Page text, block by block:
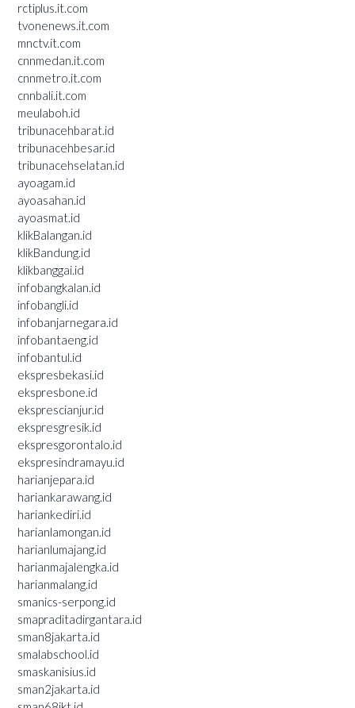
rctiplus.it.com
tvonenews.it.com
mnctv.it.com
cnnmedan.it.com
cnnmetro.it.com
cnnbali.it.com
meulaboh.id
tribunacehbarat.id
tribunacehbesar.id
tribunacehselatan.id
ayoagam.id
ayoasahan.id
ayoasmat.id
klikBalangan.id
klikBandung.id
klikbanggai.id
infobangkalan.id
infobangli.id
infobanjarnegara.id
infobantaeng.id
infobantul.id
ekspresbekasi.id
ekspresbone.id
eksprescianjur.id
ekspresgresik.id
ekspresgorontalo.id
ekspresindramayu.id
harianjepara.id
hariankarawang.id
hariankediri.id
harianlamongan.id
harianlumajang.id
harianmajalengka.id
harianmalang.id
smanics-serpong.id
smapraditadirgantara.id
sman8jakarta.id
smalabschool.id
smaskanisius.id
sman2jakarta.id